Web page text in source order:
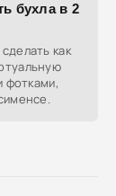
бухла в 2
как
фотками,